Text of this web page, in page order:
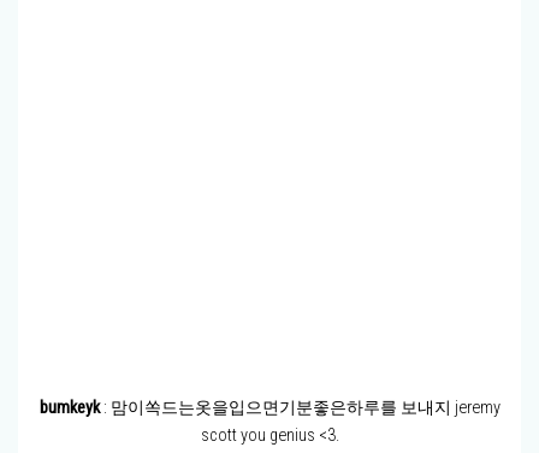
bumkeyk: 맘이쏙드는옷을입으면기분좋은하루를 보내지 jeremy
scott you genius <3.